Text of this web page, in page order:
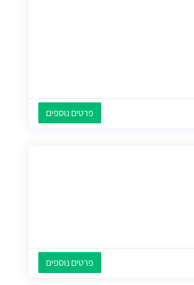
פרטים נוספים
פרטים נוספים